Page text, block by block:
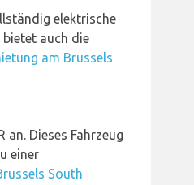
elektrische
auch die
am Brussels
an. Dieses Fahrzeug
einer
South